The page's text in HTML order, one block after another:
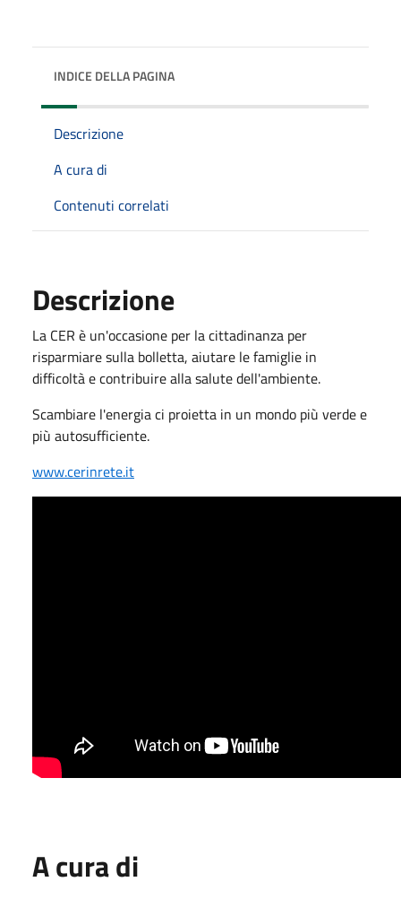
INDICE DELLA PAGINA
Descrizione
A cura di
Contenuti correlati
Descrizione
La CER è un'occasione per la cittadinanza per
risparmiare sulla bolletta, aiutare le famiglie in
difficoltà e contribuire alla salute dell'ambiente.
Scambiare l'energia ci proietta in un mondo più verde e
più autosufficiente.
www.cerinrete.it
A cura di